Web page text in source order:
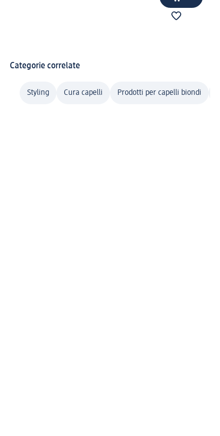
Categorie correlate
Styling Cura capelli Prodotti per capelli biondi